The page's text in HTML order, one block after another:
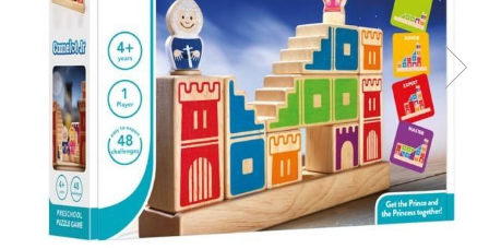
Jocuri cu dinozauri
Jucării de pluș
Jocuri educative pentru
școală/grădiniță
Agende
Cărţi de colorat, activități, apa
Accesorii diverse
LEGO Friends
LEGO Ninjago
LEGO Minecraft
LEGO DREAMZzz
LEGO Star Wars
LEGO Gabby s Dollhouse
LEGO Harry Potter